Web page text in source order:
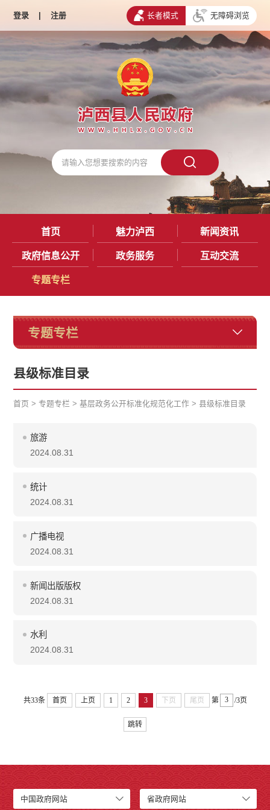
登录 | 注册 长者模式 无障碍浏览
首页 魅力泸西 新闻资讯
政府信息公开 政务服务 互动交流
专题专栏
专题专栏
县级标准目录
首页 >专题专栏 >基层政务公开标准化规范化工作 >县级标准目录
旅游
2024.08.31
统计
2024.08.31
广播电视
2024.08.31
新闻出版版权
2024.08.31
水利
2024.08.31
共33条 首页 上页 1 2 3 下页 尾页 第 /3页
跳转
中国政府网站 省政府网站